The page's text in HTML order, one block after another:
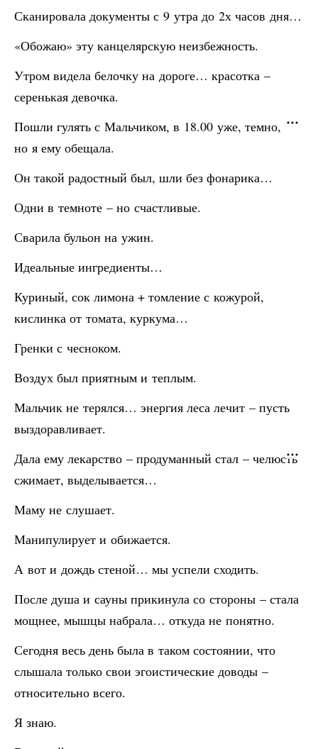
Сканировала документы с 9 утра до 2х часов дня…
«Обожаю» эту канцелярскую неизбежность.
Утром видела белочку на дороге… красотка –
серенькая девочка.
Пошли гулять с Мальчиком, в 18.00 уже, темно,
но я ему обещала.
Он такой радостный был, шли без фонарика…
Одни в темноте – но счастливые.
Сварила бульон на ужин.
Идеальные ингредиенты…
Куриный, сок лимона + томление с кожурой,
кислинка от томата, куркума…
Гренки с чесноком.
Воздух был приятным и теплым.
Мальчик не терялся… энергия леса лечит – пусть
выздоравливает.
Дала ему лекарство – продуманный стал – челюсть
сжимает, выделывается…
Маму не слушает.
Манипулирует и обижается.
А вот и дождь стеной… мы успели сходить.
После душа и сауны прикинула со стороны – стала
мощнее, мышцы набрала… откуда не понятно.
Сегодня весь день была в таком состоянии, что
слышала только свои эгоистические доводы –
относительно всего.
Я знаю.